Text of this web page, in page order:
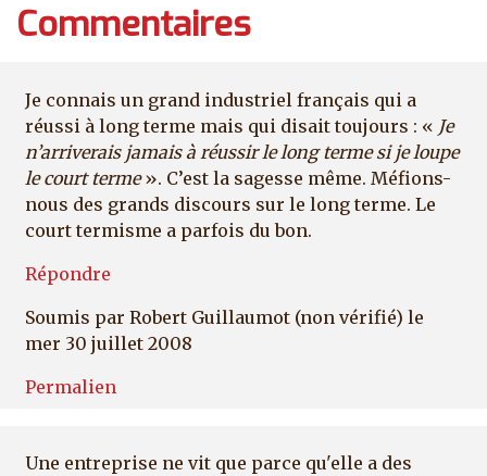
Commentaires
Je connais un grand industriel français qui a
réussi à long terme mais qui disait toujours : « Je
n’arriverais jamais à réussir le long terme si je loupe
le court terme». C’est la sagesse même. Méfions-
nous des grands discours sur le long terme. Le
court termisme a parfois du bon.
Répondre
Soumis par Robert Guillaumot (non vérifié) le
mer 30 juillet 2008
Permalien
Une entreprise ne vit que parce qu'elle a des